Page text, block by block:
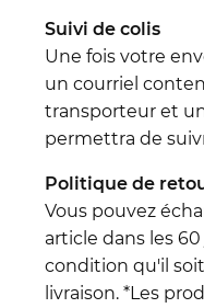
Suivi de colis
Une fois votre
un courriel
transporteur et
permettra de
Politique de
Vous pouvez
article dans les
condition qu'il
livraison. *Les